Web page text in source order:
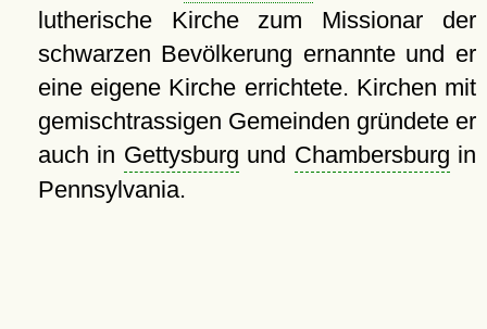
lutherische Kirche zum Missionar der
schwarzen Bevölkerung ernannte und er
eine eigene Kirche errichtete. Kirchen mit
gemischtrassigen Gemeinden gründete er
auch in Gettysburg und Chambersburg in
Pennsylvania.